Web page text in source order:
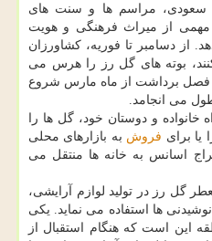
سعودی، مراسم ها و سنت های
از میراث فرهنگی و هویت
از دسامبر تا فوریه، کشاورزان
بوته های گل رز را هرس می
فصل برداشت از ماه مارس شروع
و دوستان خود، گل ها را
یا برای فروش به بازارهای محلی
اسانس به خانه ها منتقل می
گل رز در تولید لوازم آرایشی،
ها استفاده می نماید. یکی
این است که هنگام استقبال از